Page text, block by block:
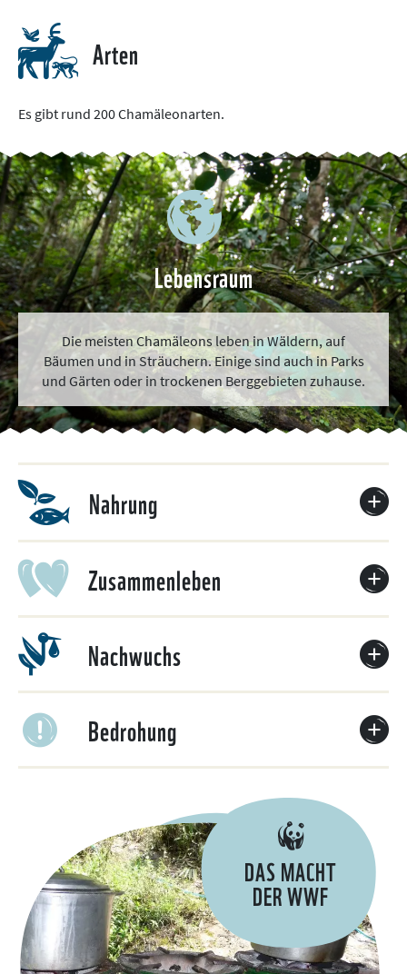
Arten
Es gibt rund 200 Chamäleonarten.
Lebensraum
Die meisten Chamäleons leben in Wäldern, auf
Bäumen und in Sträuchern. Einige sind auch in Parks
und Gärten oder in trockenen Berggebieten zuhause.
Nahrung
Zusammenleben
Nachwuchs
Bedrohung
DAS MACHT
DER WWF